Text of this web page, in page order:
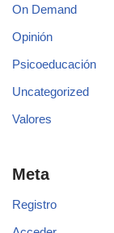
On Demand
Opinión
Psicoeducación
Uncategorized
Valores
Meta
Registro